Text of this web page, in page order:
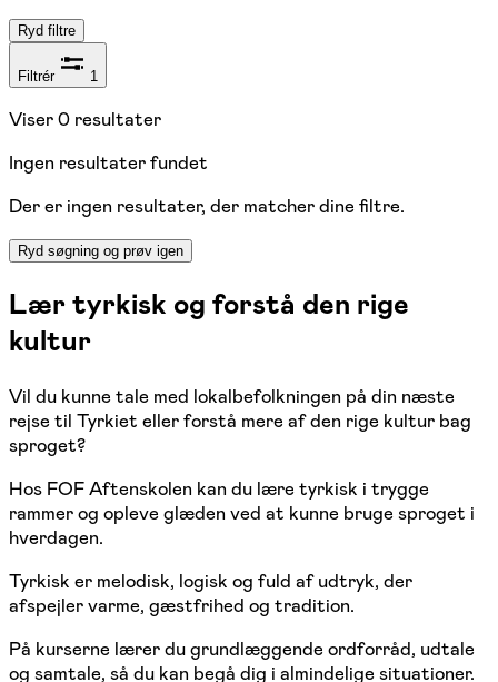
Ryd filtre
Filtrér 1
Viser0 resultater
Ingen resultater fundet
Der er ingen resultater, der matcher dine filtre.
Ryd søgning og prøv igen
Lær tyrkisk og forstå den rige
kultur
Vil du kunne tale med lokalbefolkningen på din næste
rejse til Tyrkiet eller forstå mere af den rige kultur bag
sproget?
Hos FOF Aftenskolen kan du lære tyrkisk i trygge
rammer og opleve glæden ved at kunne bruge sproget i
hverdagen.
Tyrkisk er melodisk, logisk og fuld af udtryk, der
afspejler varme, gæstfrihed og tradition.
På kurserne lærer du grundlæggende ordforråd, udtale
og samtale, så du kan begå dig i almindelige situationer.